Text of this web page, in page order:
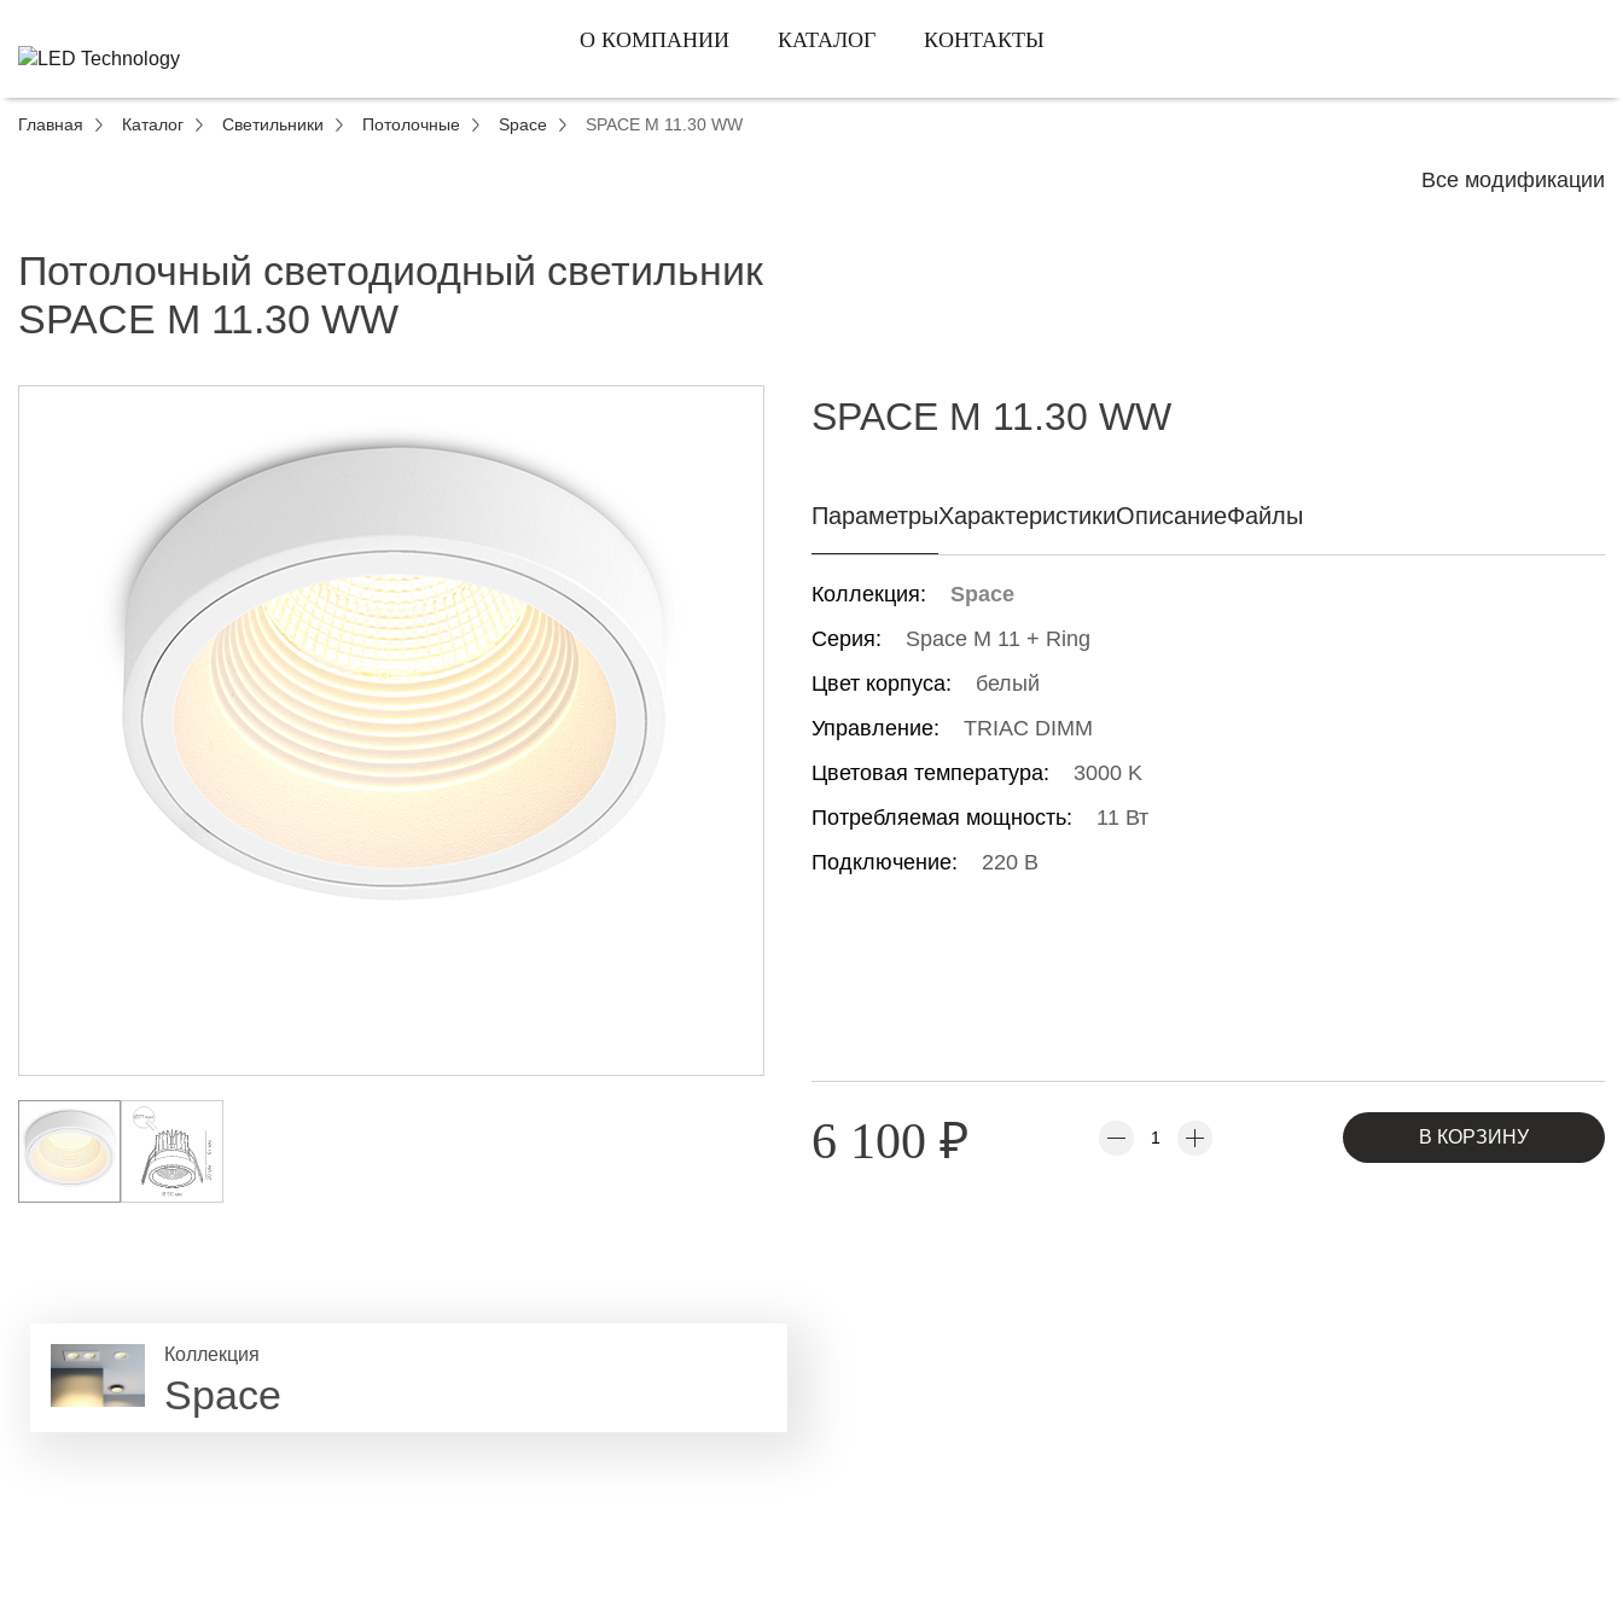
О КОМПАНИИ КАТАЛОГ КОНТАКТЫ
Главная Каталог Светильники Потолочные Space SPACE M 11.30 WW
Все модификации
Потолочный светодиодный светильник
SPACE M 11.30 WW
SPACE M 11.30 WW
ПараметрыХарактеристикиОписаниеФайлы
Коллекция:
Space
Серия:
Space M 11 + Ring
Цвет корпуса:
белый
Управление:
TRIAC DIMM
Цветовая температура:
3000 K
Потребляемая мощность:
11 Вт
Подключение:
220 В
6 100 ₽ В КОРЗИНУ
Коллекция
Space